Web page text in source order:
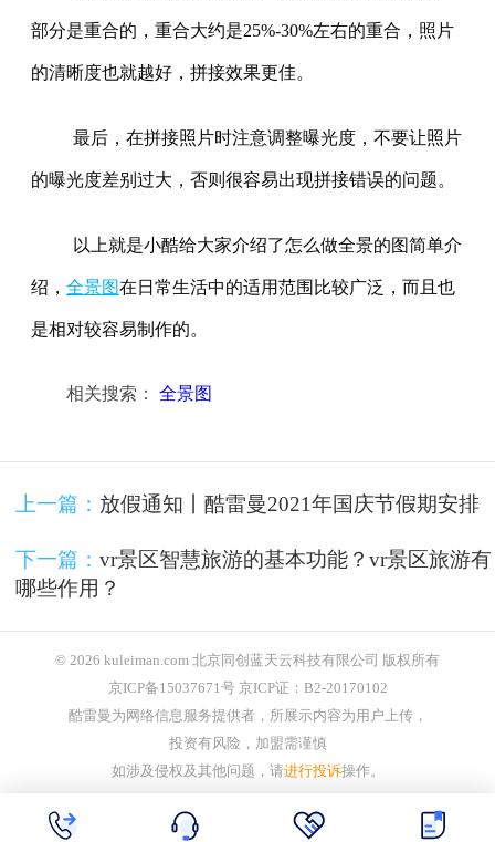
部分是重合的，重合大约是25%-30%左右的重合，照片
的清晰度也就越好，拼接效果更佳。
最后，在拼接照片时注意调整曝光度，不要让照片
的曝光度差别过大，否则很容易出现拼接错误的问题。
以上就是小酷给大家介绍了怎么做全景的图简单介
绍， 全景图在日常生活中的适用范围比较广泛，而且也
是相对较容易制作的。
相关搜索： 全景图
上一篇： 放假通知丨酷雷曼2021年国庆节假期安排
下一篇： vr景区智慧旅游的基本功能？vr景区旅游有
哪些作用？
© 2026 kuleiman.com 北京同创蓝天云科技有限公司 版权所有
京ICP备15037671号 京ICP证：B2-20170102
酷雷曼为网络信息服务提供者，所展示内容为用户上传，
投资有风险，加盟需谨慎
如涉及侵权及其他问题，请进行投诉操作。